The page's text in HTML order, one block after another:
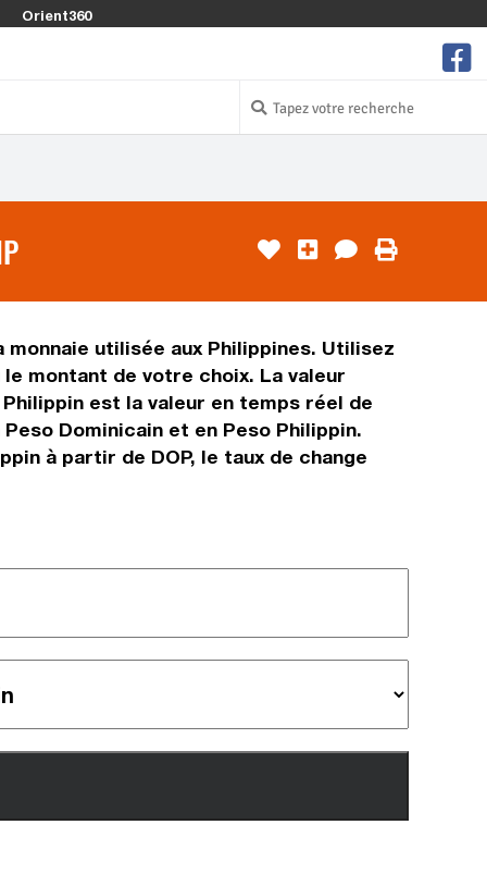
Orient360
utilisée aux Philippines. Utilisez
montant de votre choix. La valeur
est la valeur en temps réel de
Dominicain et en Peso Philippin.
à partir de DOP, le taux de change